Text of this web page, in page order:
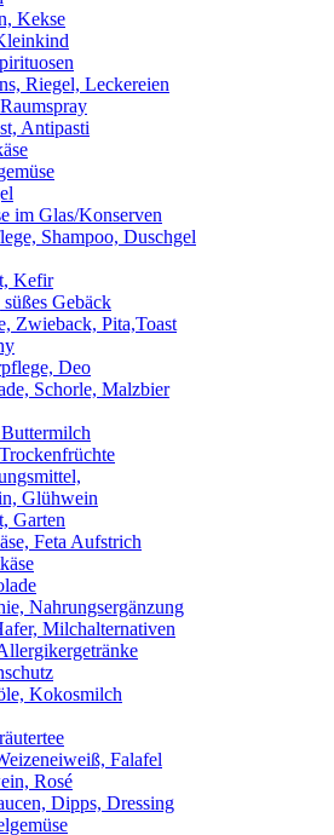
Kekse
Riegel, Leckereien
Antipasti
im Glas/Konserven
Shampoo, Duschgel
Kefir
Gebäck
Zwieback, Pita,Toast
Deo
Schorle, Malzbier
Glühwein
Garten
Feta Aufstrich
Nahrungsergänzung
Milchalternativen
Kokosmilch
Falafel
Rosé
Dipps, Dressing